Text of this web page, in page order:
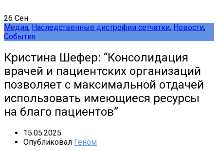
26 Сен
Медиа, Наследственные дистрофии сетчатки, Новости,
События
Кристина Шефер: “Консолидация
врачей и пациентских организаций
позволяет с максимальной отдачей
использовать имеющиеся ресурсы
на благо пациентов”
15.05.2025
Опубликовал Геном